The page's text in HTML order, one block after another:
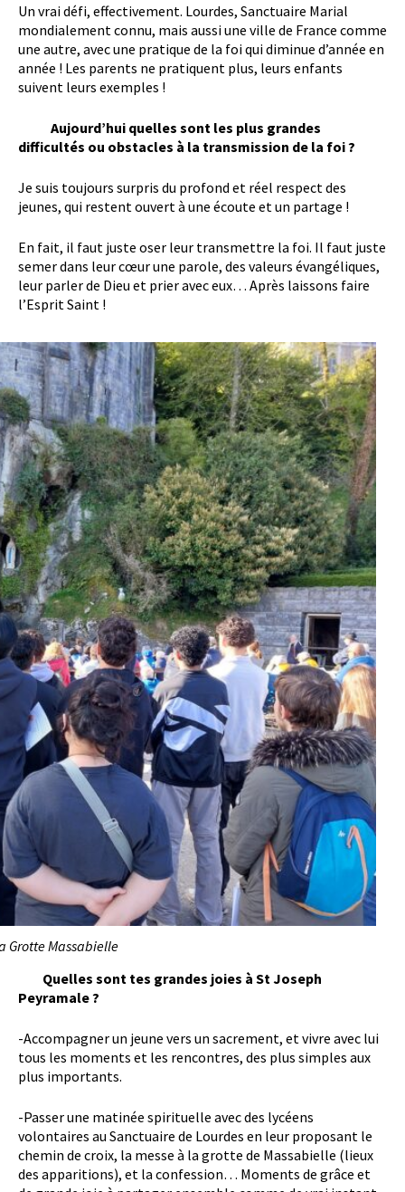
Un vrai défi, effectivement. Lourdes, Sanctuaire Marial
mondialement connu, mais aussi une ville de France comme
une autre, avec une pratique de la foi qui diminue d’année en
année ! Les parents ne pratiquent plus, leurs enfants
suivent leurs exemples !
Aujourd’hui quelles sont les plus grandes
difficultés ou obstacles à la transmission de la foi ?
Je suis toujours surpris du profond et réel respect des
jeunes, qui restent ouvert à une écoute et un partage !
En fait, il faut juste oser leur transmettre la foi. Il faut juste
semer dans leur cœur une parole, des valeurs évangéliques,
leur parler de Dieu et prier avec eux… Après laissons faire
l’Esprit Saint !
Grotte Massabielle
Quelles sont tes grandes joies à St Joseph
Peyramale ?
-Accompagner un jeune vers un sacrement, et vivre avec lui
tous les moments et les rencontres, des plus simples aux
plus importants.
-Passer une matinée spirituelle avec des lycéens
volontaires au Sanctuaire de Lourdes en leur proposant le
chemin de croix, la messe à la grotte de Massabielle (lieux
des apparitions), et la confession… Moments de grâce et